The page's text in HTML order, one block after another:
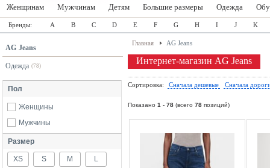
Женщинам Мужчинам Детям Большие размеры Одежда
Бренды: A B C D E F G H I J K
AG Jeans
Одежда (78)
Пол
Женщины
Мужчины
Размер
XS S M L
Главная AG Jeans
Интернет-магазин AG Jeans
Сортировка: Сначала дешевые Сначала
Показано 1 - 78 (всего 78 позиций)